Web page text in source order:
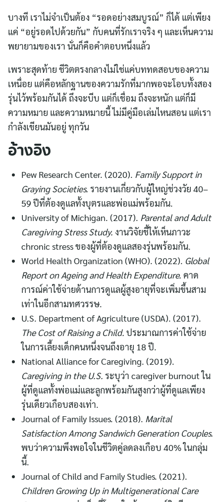
บางที เราไม่จำเป็นต้อง “รอดอย่างสมบูรณ์” ก็ได้ แต่เพียง
แค่ “อยู่รอดไปด้วยกัน” กับคนที่รักเราจริง ๆ และเห็นความ
พยายามของเรา นั่นก็คือคำตอบหนึ่งแล้ว
เพราะสุดท้าย ชีวิตตรงกลางไม่ใช่แค่บททดสอบของความ
เหนื่อย แต่คือหลักฐานของความรักที่มากพอจะโอบทั้งสอง
รุ่นไว้พร้อมกันได้ ถึงจะบีบ แต่ก็เชื่อม ถึงจะหนัก แต่ก็มี
ความหมาย และความหมายนี้ ไม่มีคู่มือเล่มไหนสอน แต่เรา
กำลังเขียนมันอยู่ ทุกวัน
อ้างอิง
Pew Research Center. (2020). Family Support in
Graying Societies. รายงานเกี่ยวกับผู้ใหญ่ช่วงวัย 40–
59 ปีที่ต้องดูแลทั้งบุตรและพ่อแม่พร้อมกัน.
University of Michigan. (2017). Parental and Adult
Caregiving Stress Study. งานวิจัยชี้ให้เห็นภาวะ
chronic stress ของผู้ที่ต้องดูแลสองรุ่นพร้อมกัน.
World Health Organization (WHO). (2022). Global
Report on Ageing and Health Expenditure. คาด
การณ์ค่าใช้จ่ายด้านการดูแลผู้สูงอายุที่จะเพิ่มขึ้นสาม
เท่าในอีกสามทศวรรษ.
U.S. Department of Agriculture (USDA). (2017).
The Cost of Raising a Child. ประมาณการค่าใช้จ่าย
ในการเลี้ยงเด็กคนหนึ่งจนถึงอายุ 18 ปี.
National Alliance for Caregiving. (2019).
Caregiving in the U.S. ระบุว่า caregiver burnout ใน
ผู้ที่ดูแลทั้งพ่อแม่และลูกพร้อมกันสูงกว่าผู้ที่ดูแลเพียง
รุ่นเดียวเกือบสองเท่า.
Journal of Family Issues. (2018). Marital
Satisfaction Among Sandwich Generation Couples.
พบว่าความพึงพอใจในชีวิตคู่ลดลงเกือบ 40% ในกลุ่ม
นี้.
Journal of Child and Family Studies. (2021).
Children Growing Up in Multigenerational Care